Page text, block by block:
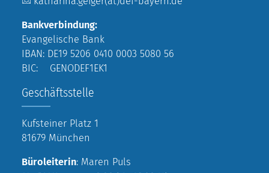
Bankverbindung:
Evangelische Bank
IBAN: DE19 5206 0410 0003 5080 56
BIC: GENODEF1EK1
Geschäftsstelle
Kufsteiner Platz 1
81679 München
Büroleiterin: Maren Puls